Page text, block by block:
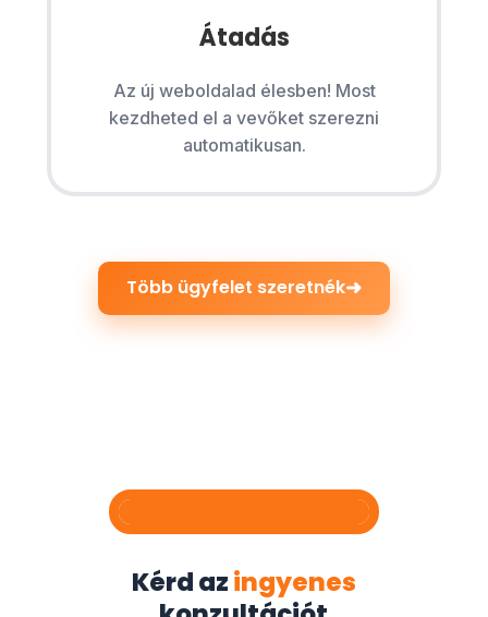
Átadás
Az új weboldalad élesben! Most
kezdheted el a vevőket szerezni
automatikusan.
Több ügyfelet szeretnék➜
Kérd azingyenes